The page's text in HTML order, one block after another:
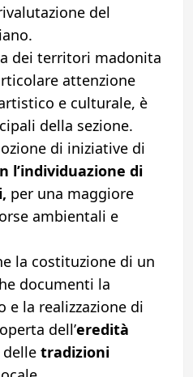
del
dei territori madonita
attenzione
e culturale, è
della sezione.
di iniziative di
l’individuazione di
per una maggiore
ambientali e
la costituzione di un
documenti la
e la realizzazione di
dell’eredità
delle tradizioni